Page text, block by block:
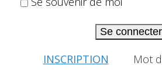
Se connecter
INSCRIPTION Mot